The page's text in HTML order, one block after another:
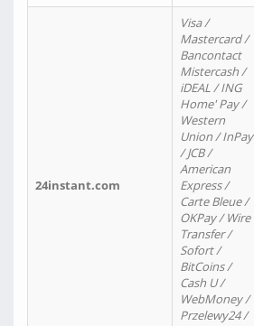
24instant.com
Visa /
Mastercard /
Bancontact
Mistercash /
iDEAL / ING
Home' Pay /
Western
Union / InPay
/ JCB /
American
Express /
Carte Bleue /
OKPay / Wire
Transfer /
Sofort /
BitCoins /
Cash U /
WebMoney /
Przelewy24 /